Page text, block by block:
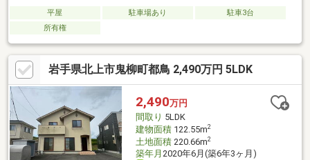
平屋 駐車場あり
駐車3台
所有権
岩手県北上市鬼柳町都鳥 2,490万円 5LDK
2,490万円
間取り 5LDK
建物面積122.55m2
土地面積220.66m2
築年月 2020年6月(築6年3ヶ月)